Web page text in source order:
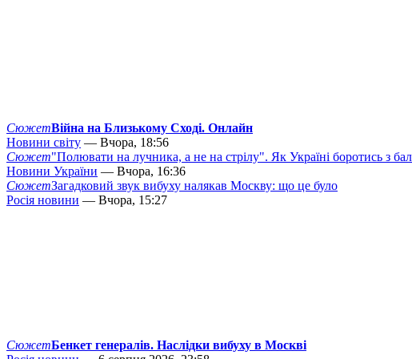
СюжетВійна на Близькому Сході. Онлайн
Новини світу — Вчора, 18:56
Сюжет"Полювати на лучника, а не на стрілу". Як Україні боротись з
Новини України — Вчора, 16:36
СюжетЗагадковий звук вибуху налякав Москву: що це було
Росія новини — Вчора, 15:27
СюжетБенкет генералів. Наслідки вибуху в Москві